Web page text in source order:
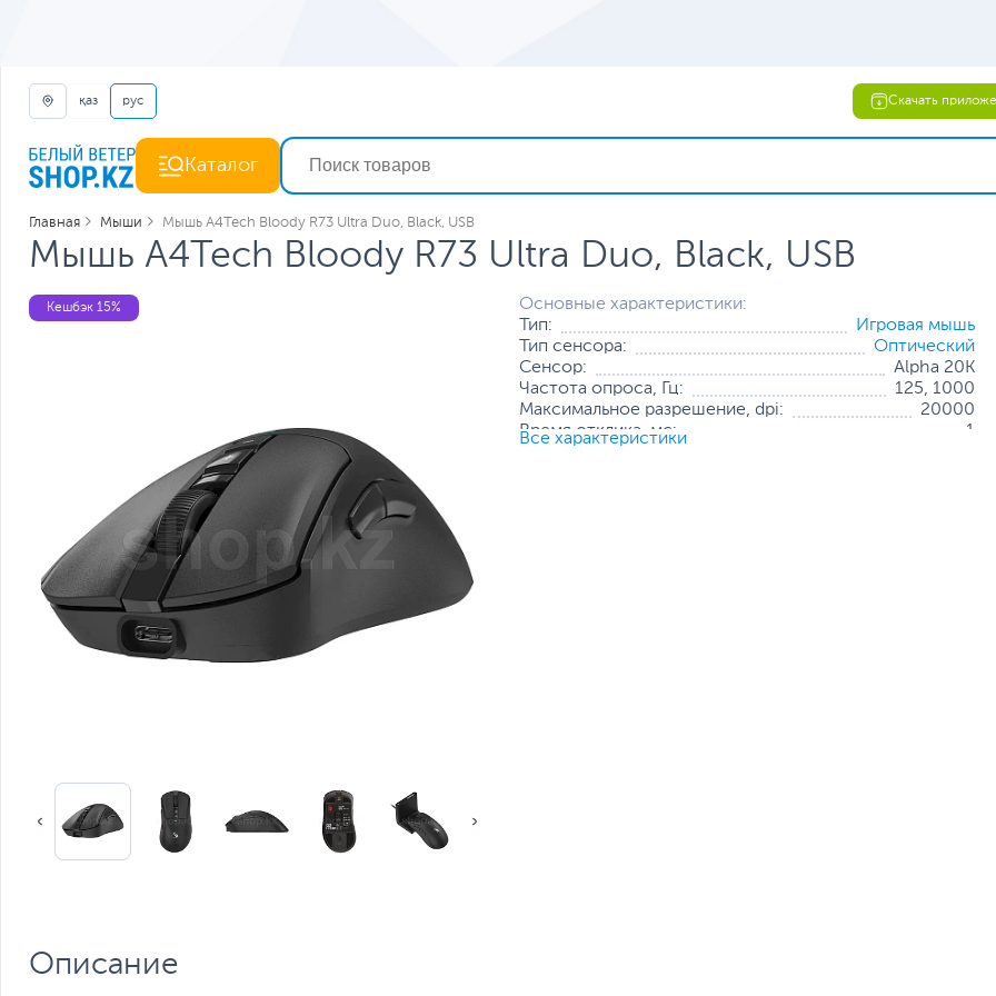
қаз рус Скачать
Каталог
Главная Мыши Мышь A4Tech Bloody R73 Ultra Duo, Black, USB
Мышь A4Tech Bloody R73 Ultra Duo, Black, USB
Кешбэк 15%
Основные характеристики:
Тип:
Игровая мышь
Тип сенсора:
Оптический
Сенсор:
Alpha 20K
Частота опроса, Гц:
125, 1000
Максимальное разрешение, dpi:
20000
Время отклика, мс:
1
Все характеристики
Описание